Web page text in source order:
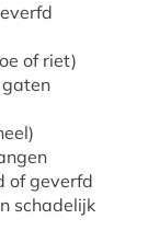
of riet)
gaten
of geverfd
schadelijk